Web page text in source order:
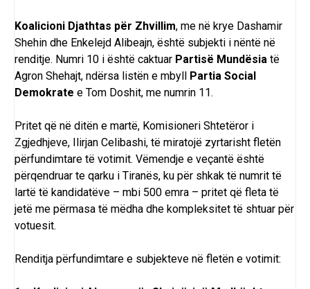
Koalicioni Djathtas për Zhvillim, me në krye Dashamir
Shehin dhe Enkelejd Alibeajn, është subjekti i nëntë në
renditje. Numri 10 i është caktuar Partisë Mundësia të
Agron Shehajt, ndërsa listën e mbyll Partia Social
Demokrate e Tom Doshit, me numrin 11.
Pritet që në ditën e martë, Komisioneri Shtetëror i
Zgjedhjeve, Ilirjan Celibashi, të miratojë zyrtarisht fletën
përfundimtare të votimit. Vëmendje e veçantë është
përqendruar te qarku i Tiranës, ku për shkak të numrit të
lartë të kandidatëve – mbi 500 emra – pritet që fleta të
jetë me përmasa të mëdha dhe kompleksitet të shtuar për
votuesit.
Renditja përfundimtare e subjekteve në fletën e votimit: